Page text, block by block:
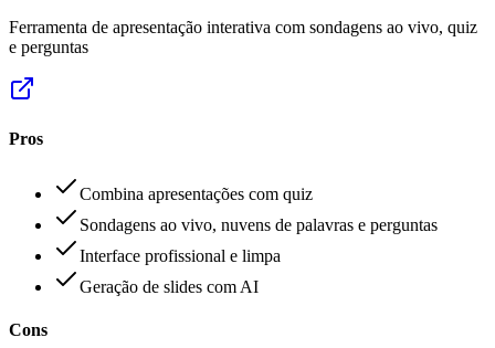
Ferramenta de apresentação interativa com sondagens ao vivo, quiz
e perguntas
Pros
Combina apresentações com quiz
Sondagens ao vivo, nuvens de palavras e perguntas
Interface profissional e limpa
Geração de slides com AI
Cons